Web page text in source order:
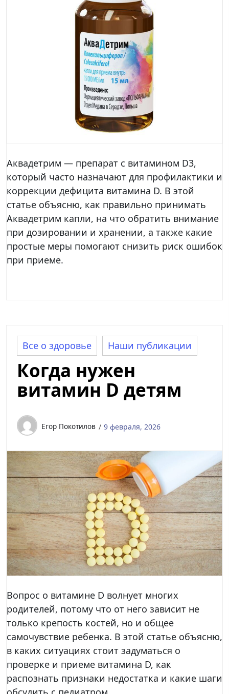
Аквадетрим — препарат с витамином D3,
который часто назначают для профилактики и
коррекции дефицита витамина D. В этой
статье объясню, как правильно принимать
Аквадетрим капли, на что обратить внимание
при дозировании и хранении, а также какие
простые меры помогают снизить риск ошибок
при приеме.
Все о здоровье Наши публикации
Когда нужен
витамин D детям
Егор Покотилов 9 февраля, 2026
Вопрос о витамине D волнует многих
родителей, потому что от него зависит не
только крепость костей, но и общее
самочувствие ребенка. В этой статье объясню,
в каких ситуациях стоит задуматься о
проверке и приеме витамина D, как
распознать признаки недостатка и какие шаги